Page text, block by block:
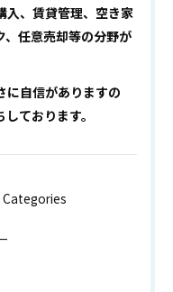
入、賃貸管理、空き家
、任意売却等の分野が
に自信がありますの
ております。
Categories